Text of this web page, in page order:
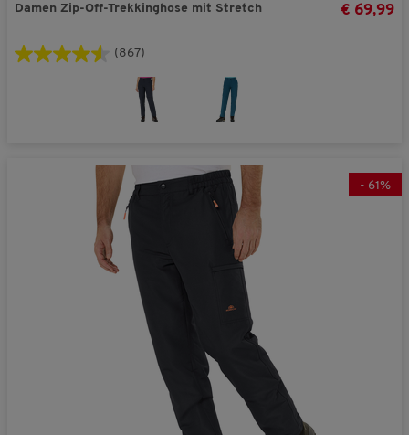
Damen Zip-Off-Trekkinghose mit Stretch € 69,99
(867)
- 61%